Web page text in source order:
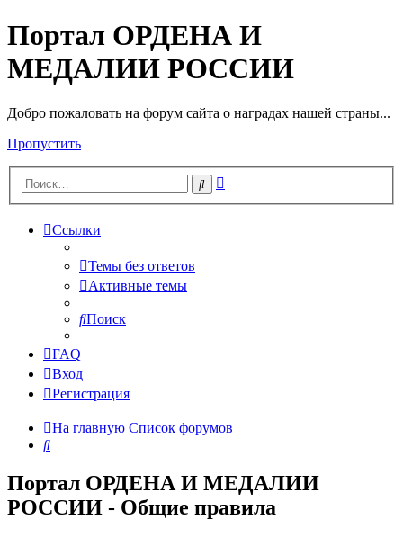
Портал ОРДЕНА И
МЕДАЛИИ РОССИИ
Добро пожаловать на форум сайта о наградах нашей страны...
Пропустить
Поиск
Ссылки
Темы без ответов
Активные темы
Поиск
FAQ
Вход
Регистрация
На главную Список форумов
Поиск
Портал ОРДЕНА И МЕДАЛИИ
РОССИИ - Общие правила